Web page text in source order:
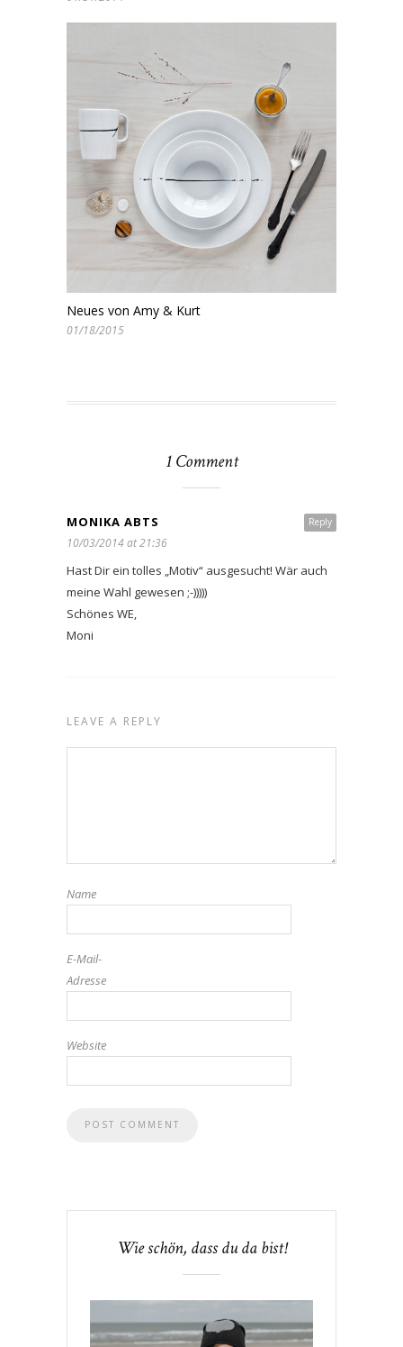
Neues von Amy & Kurt
01/18/2015
1 Comment
Reply
MONIKA ABTS
10/03/2014 at 21:36
Hast Dir ein tolles „Motiv“ ausgesucht! Wär auch
meine Wahl gewesen ;-)))))
Schönes WE,
Moni
LEAVE A REPLY
Name
E-Mail-
Adresse
Website
Wie schön, dass du da bist!